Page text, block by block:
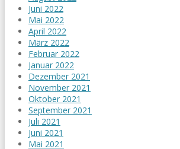
Juni 2022
Mai 2022
April 2022
März 2022
Februar 2022
Januar 2022
Dezember 2021
November 2021
Oktober 2021
September 2021
Juli 2021
Juni 2021
Mai 2021